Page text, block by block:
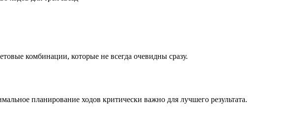
комбинации, которые не всегда очевидны сразу.
планирование ходов критически важно для лучшего результата.